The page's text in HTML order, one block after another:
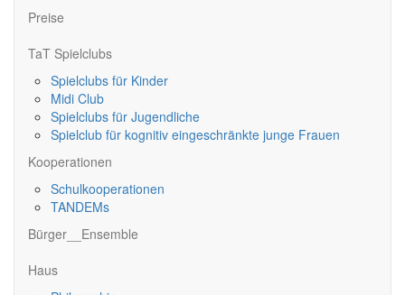
Preise
TaT Spielclubs
Spielclubs für Kinder
Midi Club
Spielclubs für Jugendliche
Spielclub für kognitiv eingeschränkte junge Frauen
Kooperationen
Schulkooperationen
TANDEMs
Bürger__Ensemble
Haus